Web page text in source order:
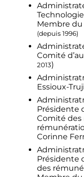
Membre du
(depuis 1996)
Comité
2013)
Essioux-
Présidente
Comité des
Corinne
Présidente
des